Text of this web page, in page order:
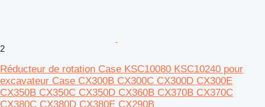
2
Réducteur de rotation Case KSC10080 KSC10240 pour
excavateur Case CX300B CX300C CX300D CX300E
CX350B CX350C CX350D CX360B CX370B CX370C
CX380C CX380D CX380E CX290B